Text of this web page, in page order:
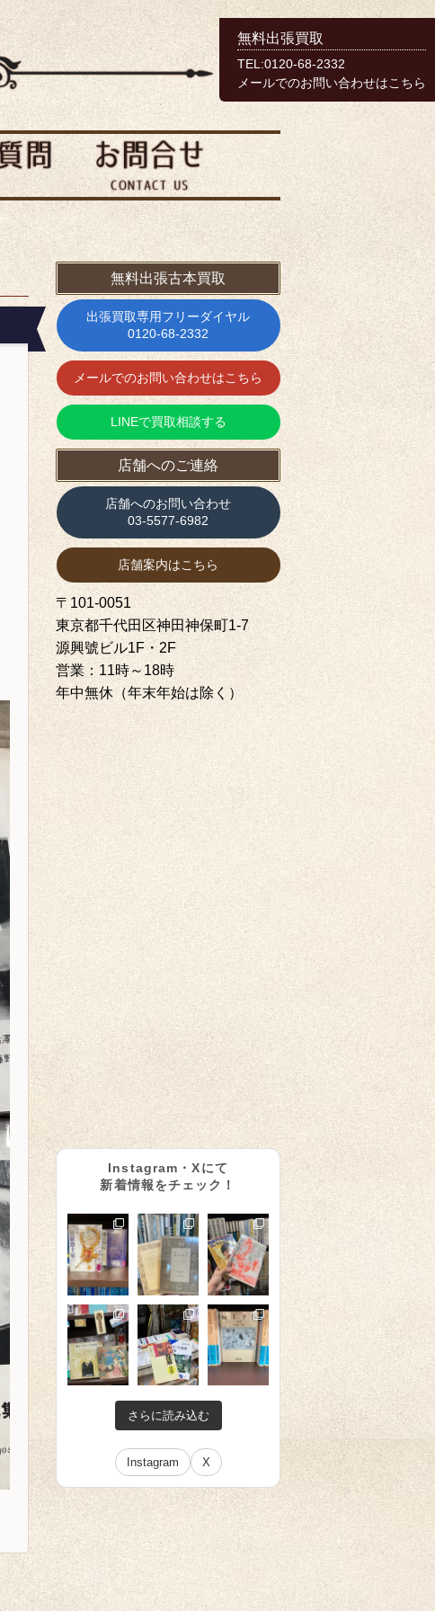
無料出張古本買取
出張買取専用フリーダイヤル
0120-68-2332
メールでのお問い合わせはこちら
LINEで買取相談する
店舗へのご連絡
店舗へのお問い合わせ
03-5577-6982
店舗案内はこちら
〒101-0051
東京都千代田区神田神保町1‐7
源興號ビル1F・2F
営業：11時～18時
年中無休（年末年始は除く）
Instagram・Xにて
新着情報をチェック！
さらに読み込む
Instagram X
無料出張買取
TEL:0120-68-2332
メールでのお問い合わせはこちら